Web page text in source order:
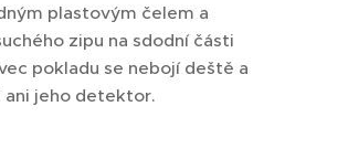
plastovým čelem a
zipu na sdodní části
pokladu se nebojí deště a
ani jeho detektor.